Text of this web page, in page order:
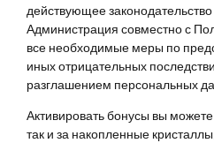
действующее
Администрация совместно с
все необходимые меры по
иных отрицательных
разглашением персональных
Активировать бонусы вы
так и за накопленные